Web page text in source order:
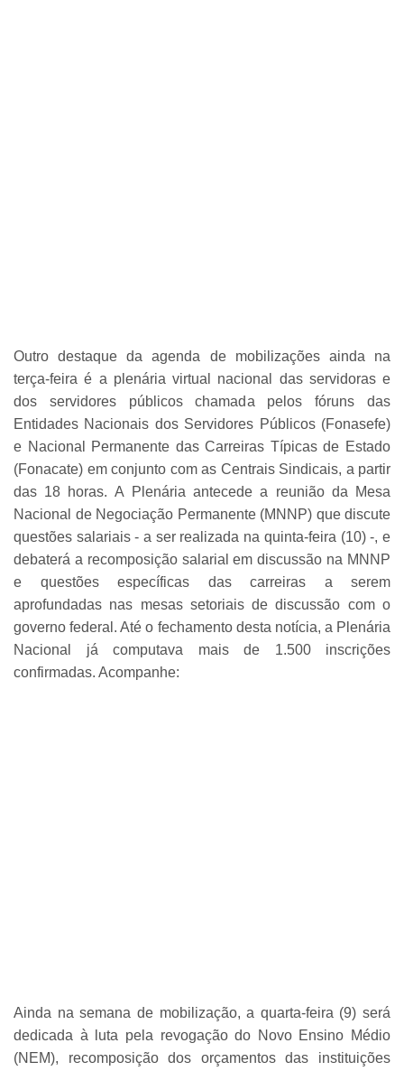
Outro destaque da agenda de mobilizações ainda na
terça-feira é a plenária virtual nacional das servidoras e
dos servidores públicos chamada pelos fóruns das
Entidades Nacionais dos Servidores Públicos (Fonasefe)
e Nacional Permanente das Carreiras Típicas de Estado
(Fonacate) em conjunto com as Centrais Sindicais, a partir
das 18 horas. A Plenária antecede a reunião da Mesa
Nacional de Negociação Permanente (MNNP) que discute
questões salariais - a ser realizada na quinta-feira (10) -, e
debaterá a recomposição salarial em discussão na MNNP
e questões específicas das carreiras a serem
aprofundadas nas mesas setoriais de discussão com o
governo federal. Até o fechamento desta notícia, a Plenária
Nacional já computava mais de 1.500 inscrições
confirmadas. Acompanhe:
Ainda na semana de mobilização, a quarta-feira (9) será
dedicada à luta pela revogação do Novo Ensino Médio
(NEM), recomposição dos orçamentos das instituições